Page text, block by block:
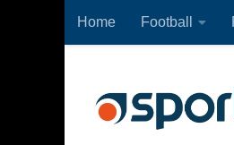
Skip to content
Home Football